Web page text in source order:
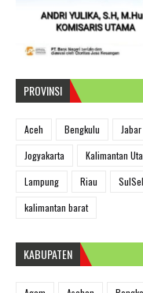
PROVINSI
Aceh Bengkulu Jabar
Jogyakarta
Kalimantan
Lampung
Riau SulSel
kalimantan barat
KABUPATEN